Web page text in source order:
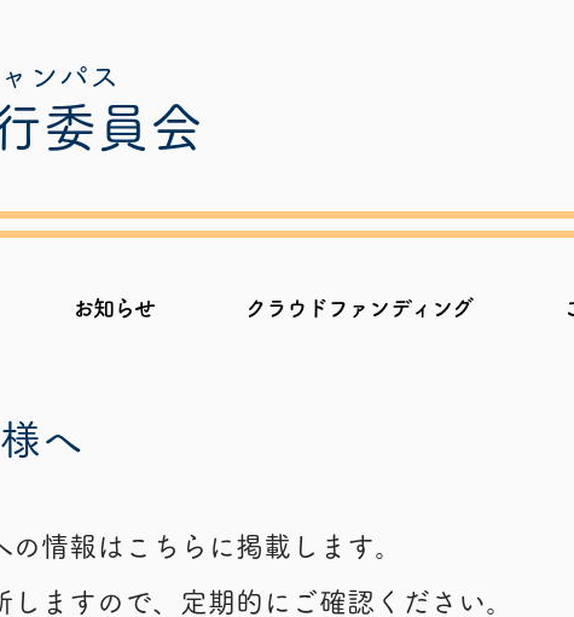
委員会
ンパス
お知らせ クラウドファンディング
へ
情報はこちらに掲載します。
ますので、定期的にご確認ください。